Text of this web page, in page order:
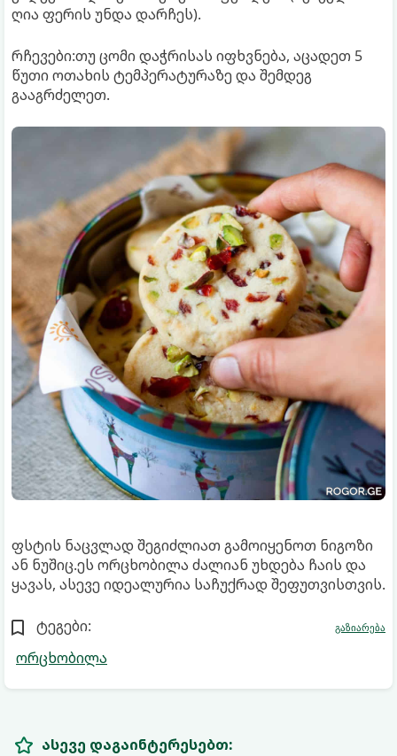
ღია ფერის უნდა დარჩეს).
რჩევები:თუ ცომი დაჭრისას იფხვნება, აცადეთ 5
წუთი ოთახის ტემპერატურაზე და შემდეგ
გააგრძელეთ.
ფსტის ნაცვლად შეგიძლიათ გამოიყენოთ ნიგოზი
ან ნუშიც.ეს ორცხობილა ძალიან უხდება ჩაის და
ყავას, ასევე იდეალურია საჩუქრად შეფუთვისთვის.
ტეგები:
ორცხობილა
გაზიარება
ასევე დაგაინტერესებთ: